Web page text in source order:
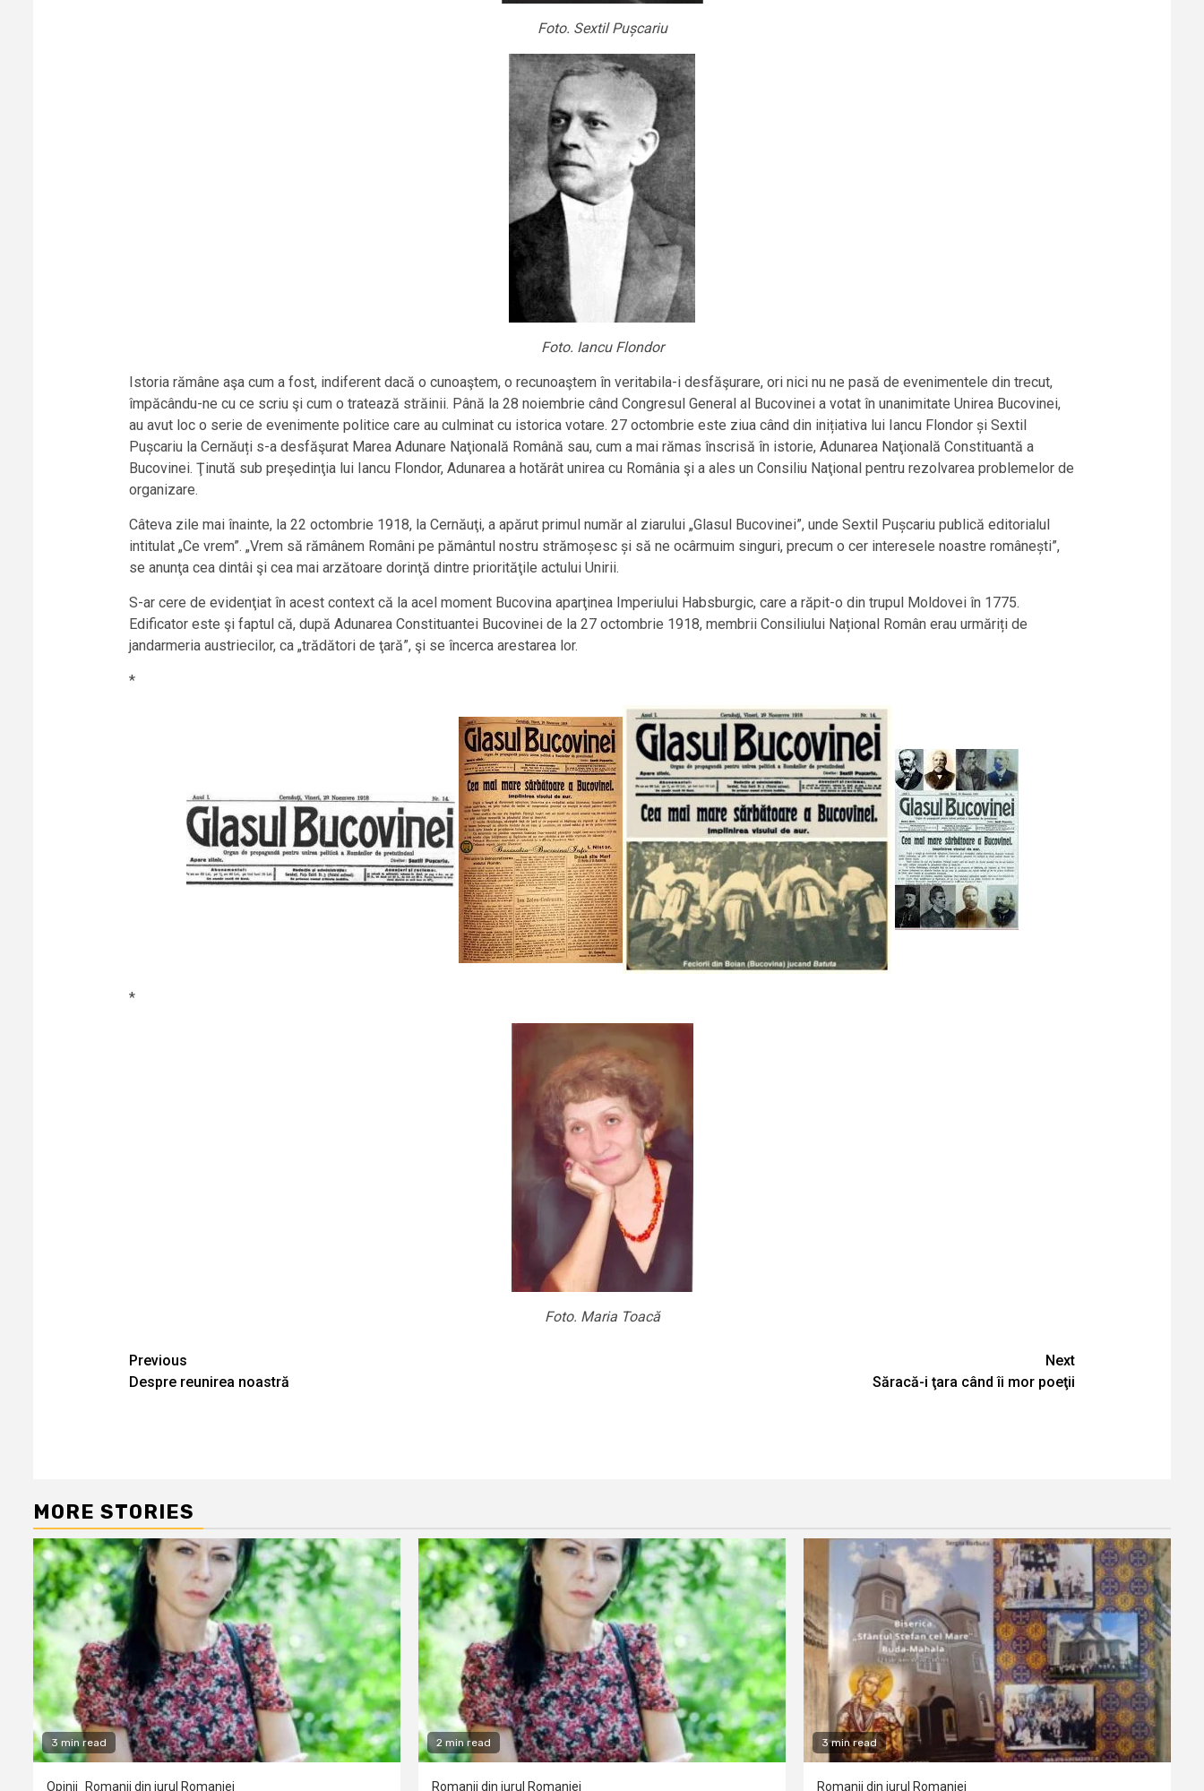
Foto. Sextil Pușcariu
Foto. Iancu Flondor
Istoria rămâne aşa cum a fost, indiferent dacă o cunoaştem, o recunoaştem în veritabila-i desfăşurare, ori nici nu ne pasă de evenimentele din trecut,
împăcându-ne cu ce scriu şi cum o tratează străinii. Până la 28 noiembrie când Congresul General al Bucovinei a votat în unanimitate Unirea Bucovinei,
au avut loc o serie de evenimente politice care au culminat cu istorica votare. 27 octombrie este ziua când din inițiativa lui Iancu Flondor și Sextil
Pușcariu la Cernăuți s-a desfăşurat Marea Adunare Naţională Română sau, cum a mai rămas înscrisă în istorie, Adunarea Naţională Constituantă a
Bucovinei. Ţinută sub preşedinţia lui Iancu Flondor, Adunarea a hotărât unirea cu România şi a ales un Consiliu Naţional pentru rezolvarea problemelor de
organizare.
Câteva zile mai înainte, la 22 octombrie 1918, la Cernăuţi, a apărut primul număr al ziarului „Glasul Bucovinei”, unde Sextil Pușcariu publică editorialul
intitulat „Ce vrem”. „Vrem să rămânem Români pe pământul nostru strămoșesc și să ne ocârmuim singuri, precum o cer interesele noastre românești”,
se anunţa cea dintâi şi cea mai arzătoare dorinţă dintre priorităţile actului Unirii.
S-ar cere de evidenţiat în acest context că la acel moment Bucovina aparţinea Imperiului Habsburgic, care a răpit-o din trupul Moldovei în 1775.
Edificator este şi faptul că, după Adunarea Constituantei Bucovinei de la 27 octombrie 1918, membrii Consiliului Național Român erau urmăriți de
jandarmeria austriecilor, ca „trădători de ţară”, şi se încerca arestarea lor.
*
*
Foto. Maria Toacă
Continue
Reading
Previous
Despre reunirea noastră
Next
Săracă-i ţara când îi mor poeţii
MORE STORIES
3 min read
Opinii Romanii din jurul Romaniei
2 min read
Romanii din jurul Romaniei
3 min read
Romanii din jurul Romaniei